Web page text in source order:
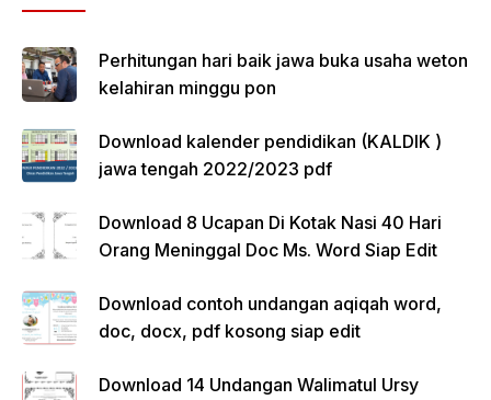
Perhitungan hari baik jawa buka usaha weton
kelahiran minggu pon
Download kalender pendidikan (KALDIK )
jawa tengah 2022/2023 pdf
Download 8 Ucapan Di Kotak Nasi 40 Hari
Orang Meninggal Doc Ms. Word Siap Edit
Download contoh undangan aqiqah word,
doc, docx, pdf kosong siap edit
Download 14 Undangan Walimatul Ursy